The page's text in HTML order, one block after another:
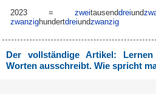
2023 =zweitausenddreiund
zwanzighundertdreiundzwanzig
Der vollständige Artikel:
Worten ausschreibt. Wie spricht